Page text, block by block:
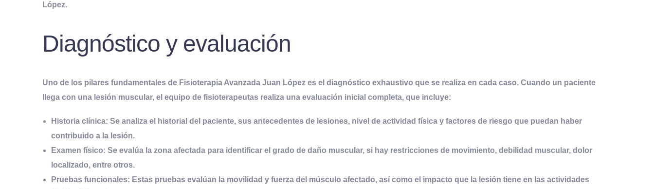
López.
Diagnóstico y evaluación
Uno de los pilares fundamentales de Fisioterapia Avanzada Juan López es el diagnóstico exhaustivo que se realiza en cada caso. Cuando un paciente
llega con una lesión muscular, el equipo de fisioterapeutas realiza una evaluación inicial completa, que incluye:
Historia clínica: Se analiza el historial del paciente, sus antecedentes de lesiones, nivel de actividad física y factores de riesgo que puedan haber
contribuido a la lesión.
Examen físico: Se evalúa la zona afectada para identificar el grado de daño muscular, si hay restricciones de movimiento, debilidad muscular, dolor
localizado, entre otros.
Pruebas funcionales: Estas pruebas evalúan la movilidad y fuerza del músculo afectado, así como el impacto que la lesión tiene en las actividades